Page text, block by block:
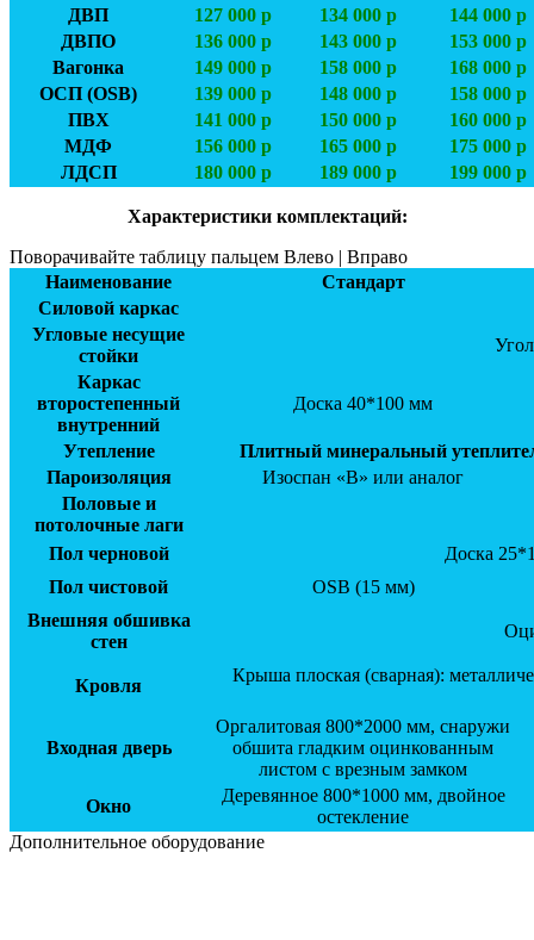
ДВП 127 000 р 134 000 р
144 000 р
ДВПО
136 000 р 143 000 р
153 000 р
Вагонка
149 000 р 158 000 р
168 000 р
ОСП (OSB)
139 000 р 148 000 р
158 000 р
ПВХ
141 000 р 150 000 р
160 000 р
МДФ
156 000 р 165 000 р
175 000 р
ЛДСП
180 000 р 189 000 р 199 000 р
Характеристики комплектаций:
Поворачивайте таблицу пальцем Влево | Вправо
Наименование
Стандарт
Силовой каркас
Угловые несущие
стойки
Каркас
второстепенный
внутренний
Доска 40*100 мм
Утепление
Плитный минеральный
Пароизоляция
Изоспан «В» или аналог
Половые и
потолочные лаги
Пол черновой
Доска
Пол чистовой
OSB (15 мм)
Внешняя обшивка
стен
Кровля
Крыша плоская (сварная):
Входная дверь
Оргалитовая 800*2000 мм, снаружи
обшита гладким оцинкованным
листом с врезным замком
Окно
Деревянное 800*1000 мм, двойное
остекление
Дополнительное оборудование